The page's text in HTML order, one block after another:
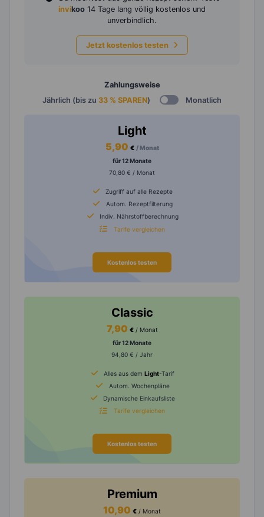
invikoo 14 Tage lang völlig kostenlos und
unverbindlich.
Jetzt kostenlos testen
Zahlungsweise
Jährlich (bis zu 33 % SPAREN) Monatlich
Light
5,90 € / Monat
für 12 Monate
70,80 € / Monat
Zugriff auf alle Rezepte
Autom. Rezeptfilterung
Indiv. Nährstoffberechnung
Tarife vergleichen
Kostenlos testen
Classic
7,90 € / Monat
für 12 Monate
94,80 € / Jahr
Alles aus dem Light-Tarif
Autom. Wochenpläne
Dynamische Einkaufsliste
Tarife vergleichen
Kostenlos testen
Premium
10,90 € / Monat